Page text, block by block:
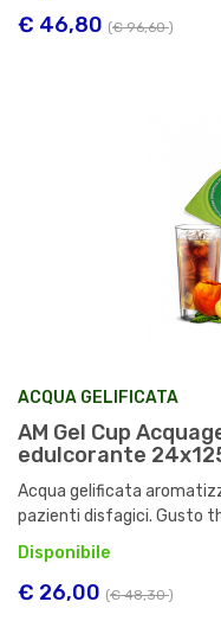
€ 46,80 (€ 96,60)
ACQUA GELIFICATA
AM Gel Cup
edulcorante
Acqua gelificata
pazienti disfagici. Gusto
Disponibile
€ 26,00 (€ 48,30)